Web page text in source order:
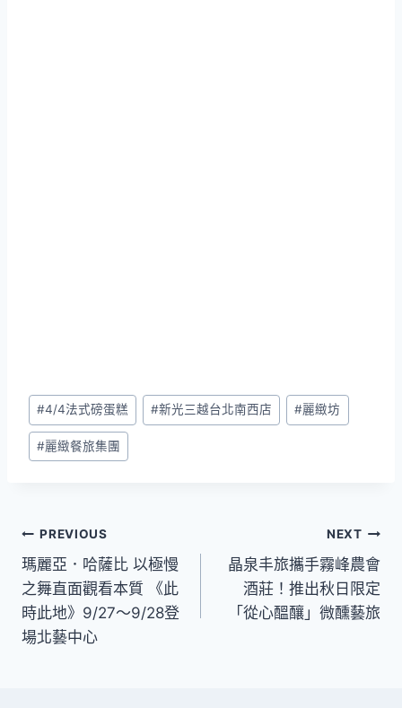
Post
Tags:
#4/4法式磅蛋糕 #新光三越台北南西店 #麗緻坊
#麗緻餐旅集團
文
章
導
覽
PREVIOUS
瑪麗亞．哈薩比 以極慢
之舞直面觀看本質 《此
時此地》9/27～9/28登
場北藝中心
NEXT
晶泉丰旅攜手霧峰農會
酒莊！推出秋日限定
「從心醞釀」微醺藝旅